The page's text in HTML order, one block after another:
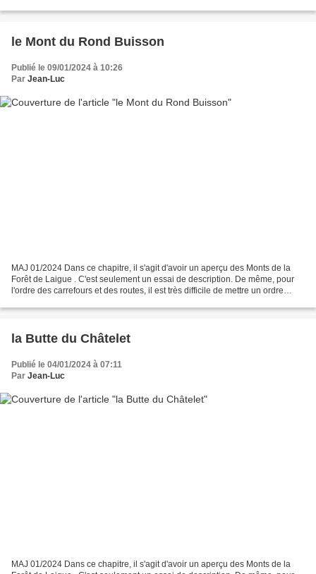
le Mont du Rond Buisson
Publié le 09/01/2024 à 10:26
Par Jean-Luc
MAJ 01/2024 Dans ce chapitre, il s'agit d'avoir un aperçu des Monts de la
Forêt de Laigue . C'est seulement un essai de description. De même, pour
l'ordre des carrefours et des routes, il est très difficile de mettre un ordre
la Butte du Châtelet
Publié le 04/01/2024 à 07:11
Par Jean-Luc
MAJ 01/2024 Dans ce chapitre, il s'agit d'avoir un aperçu des Monts de la